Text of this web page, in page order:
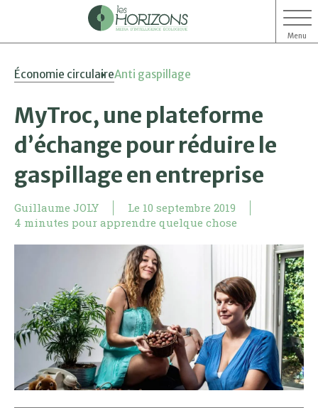
Menu
Économie circulaireAnti gaspillage
MyTroc, une plateforme
d’échange pour réduire le
gaspillage en entreprise
Guillaume JOLY Le 10 septembre 2019
4 minutes pour apprendre quelque chose